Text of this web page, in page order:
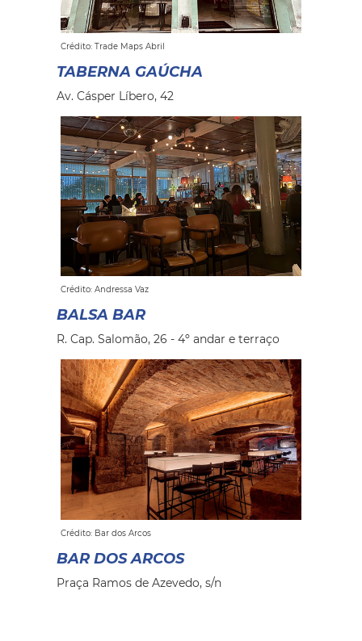
Crédito: Trade Maps Abril
TABERNA GAÚCHA
Av. Cásper Líbero, 42
Crédito: Andressa Vaz
BALSA BAR
R. Cap. Salomão, 26 - 4º andar e terraço
Crédito: Bar dos Arcos
BAR DOS ARCOS
Praça Ramos de Azevedo, s/n